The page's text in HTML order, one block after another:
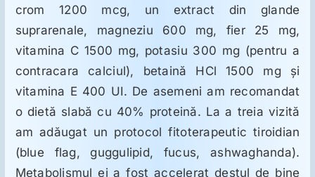
crom 1200 mcg, un extract din glande
suprarenale, magneziu 600 mg, fier 25 mg,
vitamina C 1500 mg, potasiu 300 mg (pentru a
contracara calciul), betaină HCl 1500 mg şi
vitamina E 400 UI. De asemeni am recomandat
o dietă slabă cu 40% proteină. La a treia vizită
am adăugat un protocol fitoterapeutic tiroidian
(blue flag, guggulipid, fucus, ashwaghanda).
Metabolismul ei a fost accelerat destul de bine